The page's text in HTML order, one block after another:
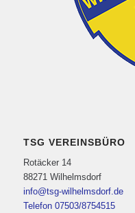
TSG VEREINSBÜRO
Rotäcker 14
88271 Wilhelmsdorf
info@tsg-wilhelmsdorf.de
Telefon 07503/8754515